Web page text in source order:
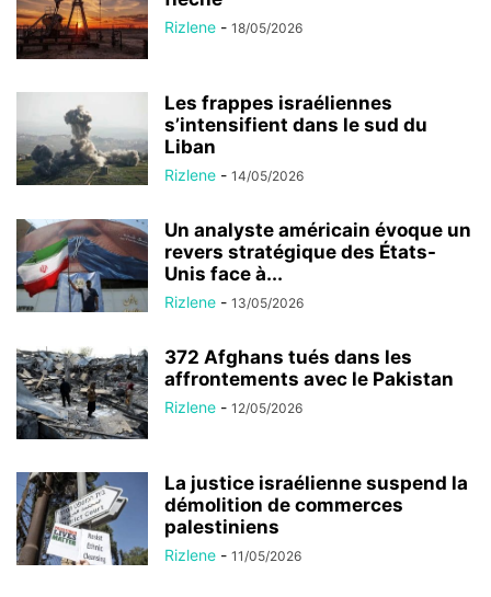
Rizlene - 18/05/2026
Les frappes israéliennes
s’intensifient dans le sud du
Liban
Rizlene - 14/05/2026
Un analyste américain évoque un
revers stratégique des États-
Unis face à...
Rizlene - 13/05/2026
372 Afghans tués dans les
affrontements avec le Pakistan
Rizlene - 12/05/2026
La justice israélienne suspend la
démolition de commerces
palestiniens
Rizlene - 11/05/2026